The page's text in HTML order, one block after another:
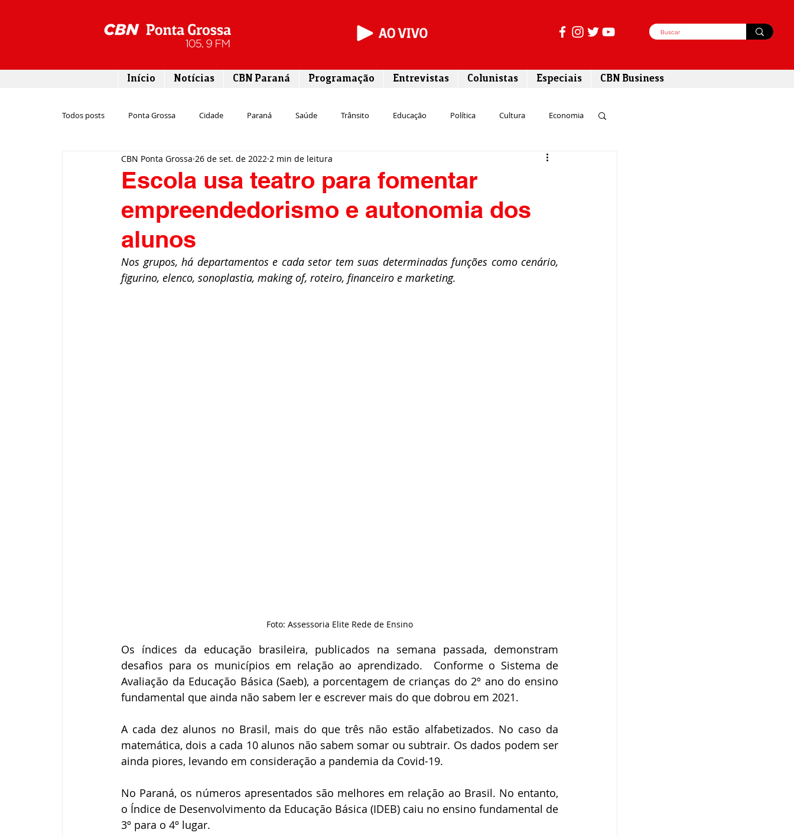
Início Notícias CBN Paraná Programação Entrevistas Colunistas Especiais CBN Business
Todos posts Ponta Grossa Cidade Paraná Saúde Trânsito Educação Política Cultura Economia
Emprego Campos Gerais Segurança Entrevista
Rodovias Agronegócio Meio ambiente Comunicação Empreendedorismo Sustentabilidade
Gastronomia Tecnologia Polícia Transporte Cultura Assistência Social
Escola usa teatro para fomentar
empreendedorismo e autonomia dos
alunos
CBN Ponta Grossa 26 de set. de 2022 2 min de leitura
Nos grupos, há departamentos e cada setor tem suas determinadas funções como cenário,
figurino, elenco, sonoplastia, making of, roteiro, financeiro e marketing.
Foto: Assessoria Elite Rede de Ensino
Os índices da educação brasileira, publicados na semana passada, demonstram
desafios para os municípios em relação ao aprendizado.  Conforme o Sistema de
Avaliação da Educação Básica (Saeb), a porcentagem de crianças do 2º ano do ensino
fundamental que ainda não sabem ler e escrever mais do que dobrou em 2021.
A cada dez alunos no Brasil, mais do que três não estão alfabetizados. No caso da
matemática, dois a cada 10 alunos não sabem somar ou subtrair. Os dados podem ser
ainda piores, levando em consideração a pandemia da Covid-19.
No Paraná, os números apresentados são melhores em relação ao Brasil. No entanto,
o Índice de Desenvolvimento da Educação Básica (IDEB) caiu no ensino fundamental de
3º para o 4º lugar.